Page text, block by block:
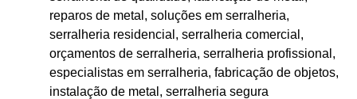
reparos de metal, soluções em serralheria,
serralheria residencial, serralheria comercial,
orçamentos de serralheria, serralheria profissional,
especialistas em serralheria, fabricação de objetos,
instalação de metal, serralheria segura